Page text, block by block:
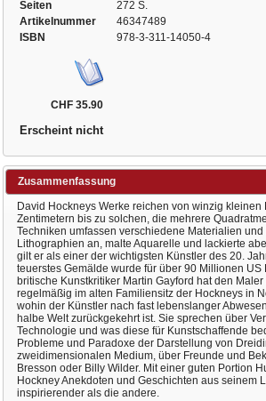
Seiten
272 S.
Artikelnummer
46347489
ISBN
978-3-311-14050-4
CHF 35.90
Erscheint nicht
Zusammenfassung
David Hockneys Werke reichen von winzig
Zentimetern bis zu solchen, die mehrere
Techniken umfassen verschiedene Materialien und
Lithographien an, malte Aquarelle und lackierte
gilt er als einer der wichtigsten Künstler des 20.
teuerstes Gemälde wurde für über 90 Millionen US
britische Kunstkritiker Martin Gayford hat den
regelmäßig im alten Familiensitz der Hockneys in
wohin der Künstler nach fast lebenslanger
halbe Welt zurückgekehrt ist. Sie sprechen über
Technologie und was diese für Kunstschaffende
Probleme und Paradoxe der Darstellung von
zweidimensionalen Medium, über Freunde und
Bresson oder Billy Wilder. Mit einer guten Portion
Hockney Anekdoten und Geschichten aus seinem
inspirierender als die andere.